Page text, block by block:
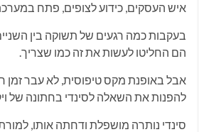
איש העסקים, כידוע לצופים, פתח
בעקבות כמה רגעים של תשוקה בין
הם החליטו לעשות את זה כמו שצריך.
אבל באופנת מקס טיפוסית, לא עבר זמן
להפנות את השאלה לסינדי בחתונה של
סינדי נותרה מושפלת ודחתה אותו,